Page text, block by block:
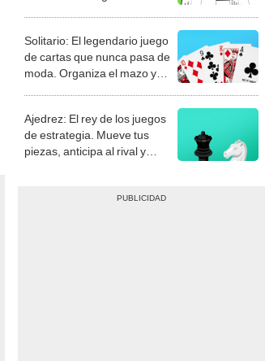
demuestra tu habilidad.
Ajedrez: El rey de los juegos
de estrategia. Mueve tus
piezas, anticipa al rival y
consigue el jaque mate.